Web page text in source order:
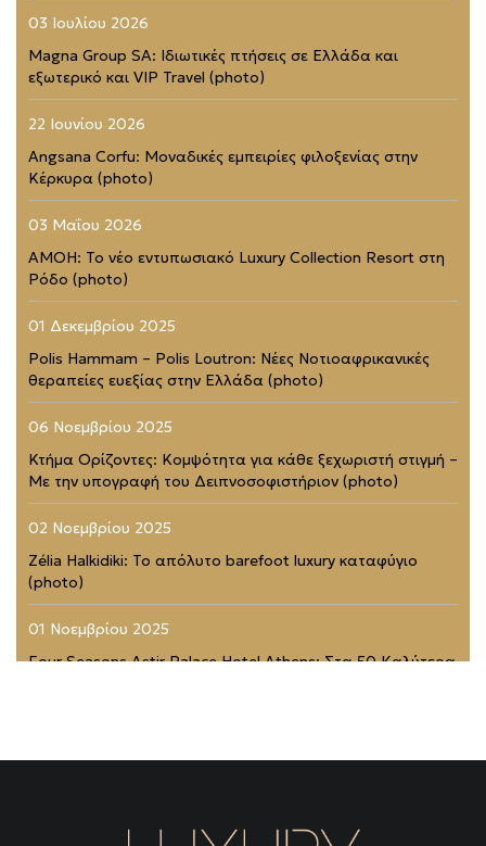
03 Ιουλίου 2026
Magna Group SA: Ιδιωτικές πτήσεις σε Ελλάδα και
εξωτερικό και VIP Travel (photo)
22 Ιουνίου 2026
Angsana Corfu: Μοναδικές εμπειρίες φιλοξενίας στην
Κέρκυρα (photo)
03 Μαΐου 2026
AMOH: Το νέο εντυπωσιακό Luxury Collection Resort στη
Ρόδο (photo)
01 Δεκεμβρίου 2025
Polis Hammam – Polis Loutron: Νέες Νοτιοαφρικανικές
θεραπείες ευεξίας στην Ελλάδα (photo)
06 Νοεμβρίου 2025
Κτήμα Ορίζοντες: Κομψότητα για κάθε ξεχωριστή στιγμή –
Με την υπογραφή του Δειπνοσοφιστήριον (photo)
02 Νοεμβρίου 2025
Zélia Halkidiki: Το απόλυτο barefoot luxury καταφύγιο
(photo)
01 Νοεμβρίου 2025
Four Seasons Astir Palace Hotel Athens: Στα 50 Καλύτερα
Rodopou & Beyond: Ένα από τα πιο εντυπωσιακά
31 Μαΐου 2025